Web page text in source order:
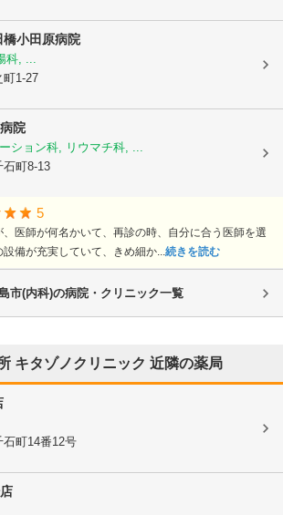
橋小田原病院
, ...
町1-27
院
ション科, リウマチ科, ...
石町8-13
5
医師が何名かいて、再診の時、自分に合う医師を選
備が充実していて、きめ細か... 続きを読む
市(内科)の病院・クリニック一覧
キタゾノクリニック 近隣の薬局
石町14番12号